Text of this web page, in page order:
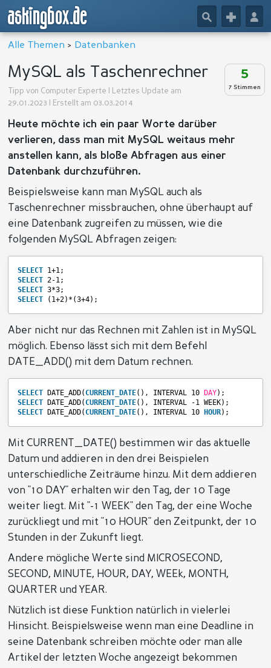
askingbox.de 👤
+
🔎
Alle Themen > Datenbanken
5
7 Stimmen
MySQL als Taschenrechner
Tipp von Computer Experte
| Letztes Update am
29.01.2023 | Erstellt am 03.03.2014
Heute möchte ich ein paar Worte darüber
verlieren, dass man mit MySQL weitaus mehr
anstellen kann, als bloße Abfragen aus einer
Datenbank durchzuführen.
Beispielsweise kann man MySQL auch als
Taschenrechner missbrauchen, ohne überhaupt auf
eine Datenbank zugreifen zu müssen, wie die
folgenden MySQL Abfragen zeigen:
SELECT 1+1;
SELECT 2-1;
SELECT 3*3;
SELECT
(1+2)*(3+4);
Aber nicht nur das Rechnen mit Zahlen ist in MySQL
möglich. Ebenso lässt sich mit dem Befehl
DATE_ADD() mit dem Datum rechnen.
SELECT DATE_ADD(CURRENT_DATE(), INTERVAL 10 DAY);
SELECT
DATE_ADD(CURRENT_DATE(), INTERVAL -1 WEEK);
SELECT
DATE_ADD(CURRENT_DATE(), INTERVAL 10 HOUR);
Mit CURRENT_DATE() bestimmen wir das aktuelle
Datum und addieren in den drei Beispielen
unterschiedliche Zeiträume hinzu. Mit dem addieren
von "10 DAY" erhalten wir den Tag, der 10 Tage
weiter liegt. Mit "-1 WEEK" den Tag, der eine Woche
zurückliegt und mit "10 HOUR" den Zeitpunkt, der 10
Stunden in der Zukunft liegt.
Andere mögliche Werte sind MICROSECOND,
SECOND, MINUTE, HOUR, DAY, WEEk, MONTH,
QUARTER und YEAR.
Nützlich ist diese Funktion natürlich in vielerlei
Hinsicht. Beispielsweise wenn man eine Deadline in
seine Datenbank schreiben möchte oder man alle
Artikel der letzten Woche angezeigt bekommen